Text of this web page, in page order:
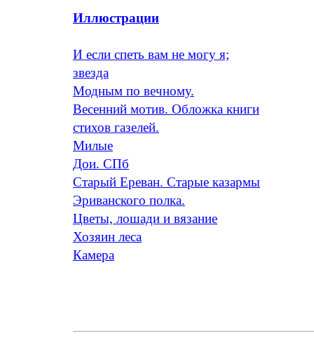
Иллюстрации
И если спеть вам не могу я;
звезда
Модным по вечному.
Весенний мотив. Обложка книги
стихов газелей.
Милые
Дои. СПб
Старый Ереван. Старые казармы
Эриванского полка.
Цветы, лошади и вязание
Хозяин леса
Камера